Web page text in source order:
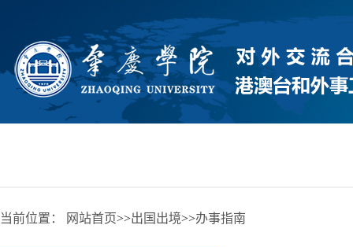
当前位置： 网站首页>>出国出境>>办事指南